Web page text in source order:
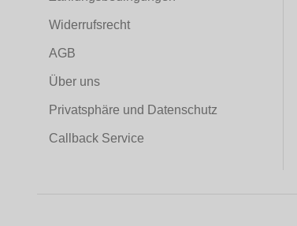
Widerrufsrecht
AGB
Über uns
Privatsphäre und Datenschutz
Callback Service